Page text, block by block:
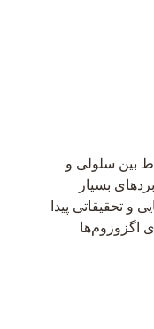
بین سلولی و
بسیار
و تحقیقاتی پیدا
اگزوزوم‌ها